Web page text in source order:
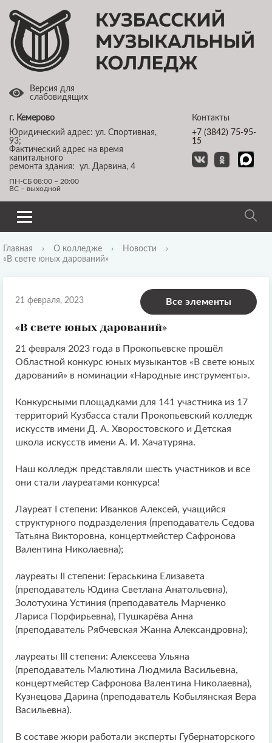
г. Кемерово
Юридический адрес: ул. Спортивная,
93;
Фактический адрес на время
капитального
ремонта здания: ул. Дарвина, 4
ПН-СБ 08:00 – 20:00
ВС – выходной
Контакты
+7 (3842) 75-95-
15
Версия для
слабовидящих
Главная › О колледже › Новости
›
«В свете юных дарований»
21 февраля, 2023 Все элементы
«В свете юных дарований»
21 февраля 2023 года в Прокопьевске прошёл
Областной конкурс юных музыкантов «В свете юных
дарований» в номинации «Народные инструменты».
Конкурсными площадками для 141 участника из 17
территорий Кузбасса стали Прокопьевский колледж
искусств имени Д. А. Хворостовского и Детская
школа искусств имени А. И. Хачатуряна.
Наш колледж представляли шесть участников и все
они стали лауреатами конкурса!
Лауреат I степени: Иванков Алексей, учащийся
структурного подразделения (преподаватель Седова
Татьяна Викторовна, концертмейстер Сафронова
Валентина Николаевна);
лауреаты II степени: Гераськина Елизавета
(преподаватель Юдина Светлана Анатольевна),
Золотухина Устиния (преподаватель Марченко
Лариса Порфирьевна), Пушкарёва Анна
(преподаватель Рябчевская Жанна Александровна);
лауреаты III степени: Алексеева Ульяна
(преподаватель Малютина Людмила Васильевна,
концертмейстер Сафронова Валентина Николаевна),
Кузнецова Дарина (преподаватель Кобылянская Вера
Васильевна).
В составе жюри работали эксперты Губернаторского